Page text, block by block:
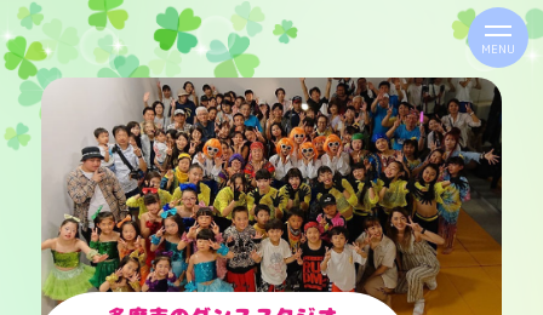
MENU